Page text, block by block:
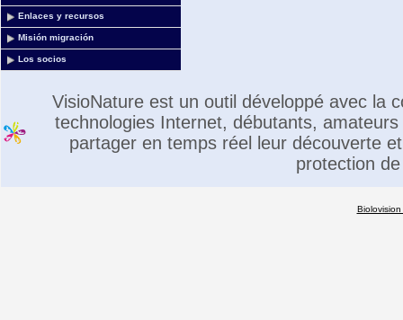
Enlaces y recursos
Misión migración
Los socios
VisioNature est un outil développé avec la
technologies Internet, débutants,
partager en temps réel leur découverte
protection
Biolovision